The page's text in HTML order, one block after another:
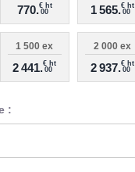
770.€ ht
00
1 565.€ ht
00
1 500 ex
2 441.€ ht
00
2 000 ex
2 937.€ ht
00
: